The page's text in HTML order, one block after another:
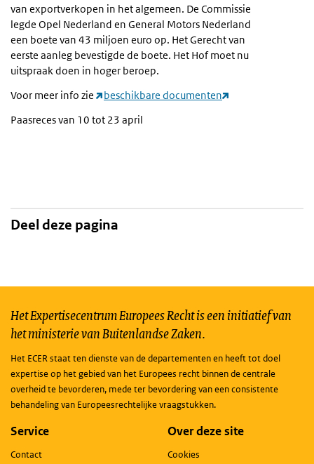
van exportverkopen in het algemeen. De Commissie
legde Opel Nederland en General Motors Nederland
een boete van 43 miljoen euro op. Het Gerecht van
eerste aanleg bevestigde de boete. Het Hof moet nu
uitspraak doen in hoger beroep.
Voor meer info zie
beschikbare documenten
Paasreces van 10 tot 23 april
Deel deze pagina
Het Expertisecentrum Europees Recht is een initiatief van
het ministerie van Buitenlandse Zaken.
Het ECER staat ten dienste van de departementen en heeft tot doel
expertise op het gebied van het Europees recht binnen de centrale
overheid te bevorderen, mede ter bevordering van een consistente
behandeling van Europeesrechtelijke vraagstukken.
Service
Contact
Over deze site
Cookies